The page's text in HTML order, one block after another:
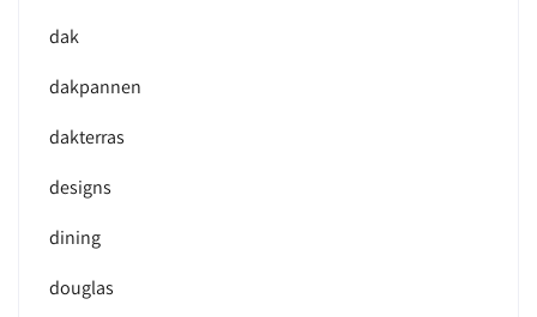
dak
dakpannen
dakterras
designs
dining
douglas